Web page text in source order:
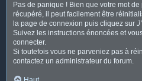
Pas de panique ! Bien que votre mot
récupéré, il peut facilement être
la page de connexion puis cliquez sur
Suivez les instructions énoncées et
connecter.
Si toutefois vous ne parveniez pas à
contactez un administrateur du forum.